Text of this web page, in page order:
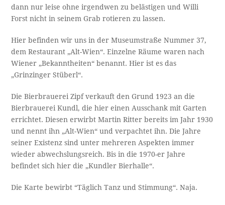
dann nur leise ohne irgendwen zu belästigen und Willi
Forst nicht in seinem Grab rotieren zu lassen.
Hier befinden wir uns in der Museumstraße Nummer 37,
dem Restaurant „Alt-Wien“. Einzelne Räume waren nach
Wiener „Bekanntheiten“ benannt. Hier ist es das
„Grinzinger Stüberl“.
Die Bierbrauerei Zipf verkauft den Grund 1923 an die
Bierbrauerei Kundl, die hier einen Ausschank mit Garten
errichtet. Diesen erwirbt Martin Ritter bereits im Jahr 1930
und nennt ihn „Alt-Wien“ und verpachtet ihn. Die Jahre
seiner Existenz sind unter mehreren Aspekten immer
wieder abwechslungsreich. Bis in die 1970-er Jahre
befindet sich hier die „Kundler Bierhalle“.
Die Karte bewirbt “Täglich Tanz und Stimmung“. Naja.